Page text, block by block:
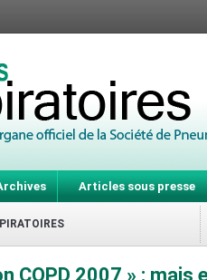
Articles sous presse
COPD 2007 » : mais